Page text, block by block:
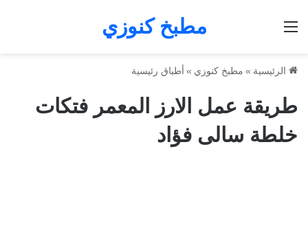
مطبخ كنوزي
الرئيسية » مطبخ كنوزي » أطباق رئيسية
طريقة عمل الارز المعمر فتكات
خلطة سالى فؤاد